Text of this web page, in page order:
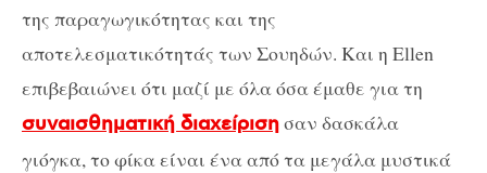
της παραγωγικότητας και της
αποτελεσματικότητάς των Σουηδών. Και η Ellen
επιβεβαιώνει ότι μαζί με όλα όσα έμαθε για τη
συναισθηματική διαχείρισησαν δασκάλα
γιόγκα, το φίκα είναι ένα από τα μεγάλα μυστικά